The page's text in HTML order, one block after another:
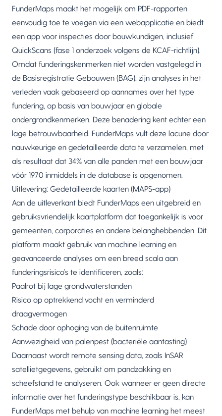
FunderMaps maakt het mogelijk om PDF-rapporten
eenvoudig toe te voegen via een webapplicatie en biedt
een app voor inspecties door bouwkundigen, inclusief
QuickScans (fase 1 onderzoek volgens de KCAF-richtlijn).
Omdat funderingskenmerken niet worden vastgelegd in
de Basisregistratie Gebouwen (BAG), zijn analyses in het
verleden vaak gebaseerd op aannames over het type
fundering, op basis van bouwjaar en globale
ondergrondkenmerken. Deze benadering kent echter een
lage betrouwbaarheid. FunderMaps vult deze lacune door
nauwkeurige en gedetailleerde data te verzamelen, met
als resultaat dat 34% van alle panden met een bouwjaar
vóór 1970 inmiddels in de database is opgenomen.
Uitlevering: Gedetailleerde kaarten (MAPS-app)
Aan de uitleverkant biedt FunderMaps een uitgebreid en
gebruiksvriendelijk kaartplatform dat toegankelijk is voor
gemeenten, corporaties en andere belanghebbenden. Dit
platform maakt gebruik van machine learning en
geavanceerde analyses om een breed scala aan
funderingsrisico’s te identificeren, zoals:
Paalrot bij lage grondwaterstanden
Risico op optrekkend vocht en verminderd
draagvermogen
Schade door ophoging van de buitenruimte
Aanwezigheid van palenpest (bacteriële aantasting)
Daarnaast wordt remote sensing data, zoals InSAR
satellietgegevens, gebruikt om pandzakking en
scheefstand te analyseren. Ook wanneer er geen directe
informatie over het funderingstype beschikbaar is, kan
FunderMaps met behulp van machine learning het meest